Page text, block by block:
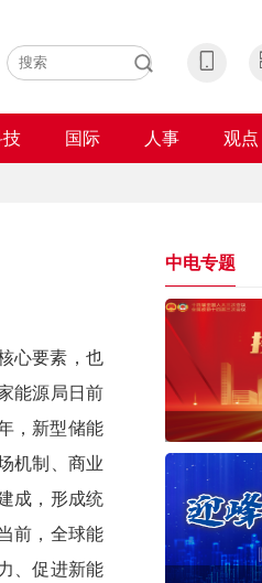
技 国际 人事 观点
心要素，也
能源局日前
，新型储能
机制、商业
成，形成统
前，全球能
、促进新能
中电专题